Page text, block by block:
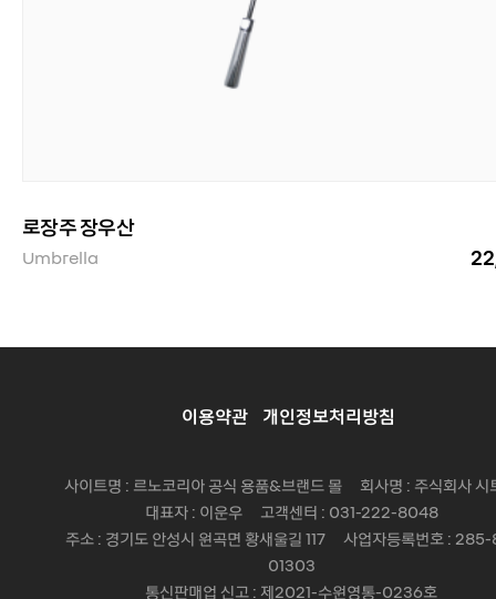
로장주 장우산
Umbrella
이용약관 개인정보처리방침
사이트명 : 르노코리아 공식 용품&브랜드 몰 회사명 : 주식회사 시
대표자 : 이운우 고객센터 : 031-222-8048
주소 : 경기도 안성시 원곡면 황새울길 117 사업자등록번호 :
01303
통신판매업 신고 : 제2021-수원영통-0236호